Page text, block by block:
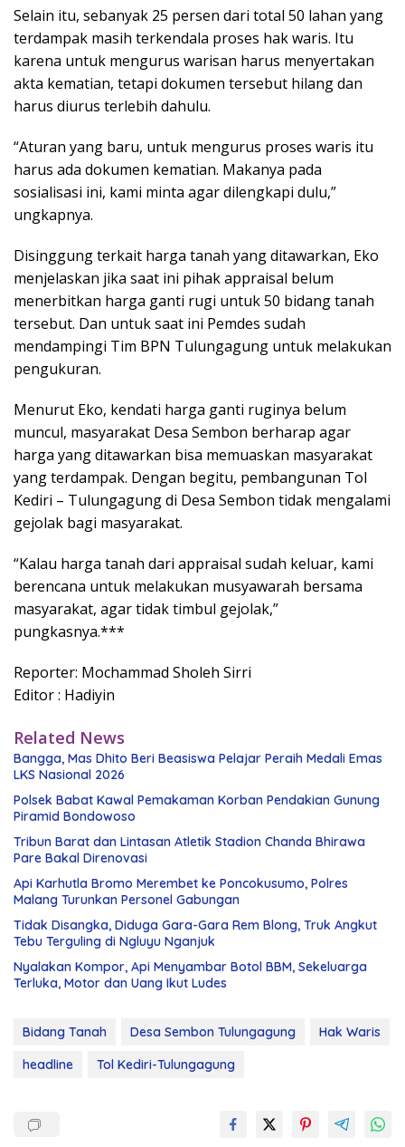
Selain itu, sebanyak 25 persen dari total 50 lahan yang
terdampak masih terkendala proses hak waris. Itu
karena untuk mengurus warisan harus menyertakan
akta kematian, tetapi dokumen tersebut hilang dan
harus diurus terlebih dahulu.
“Aturan yang baru, untuk mengurus proses waris itu
harus ada dokumen kematian. Makanya pada
sosialisasi ini, kami minta agar dilengkapi dulu,”
ungkapnya.
Disinggung terkait harga tanah yang ditawarkan, Eko
menjelaskan jika saat ini pihak appraisal belum
menerbitkan harga ganti rugi untuk 50 bidang tanah
tersebut. Dan untuk saat ini Pemdes sudah
mendampingi Tim BPN Tulungagung untuk melakukan
pengukuran.
Menurut Eko, kendati harga ganti ruginya belum
muncul, masyarakat Desa Sembon berharap agar
harga yang ditawarkan bisa memuaskan masyarakat
yang terdampak. Dengan begitu, pembangunan Tol
Kediri – Tulungagung di Desa Sembon tidak mengalami
gejolak bagi masyarakat.
“Kalau harga tanah dari appraisal sudah keluar, kami
berencana untuk melakukan musyawarah bersama
masyarakat, agar tidak timbul gejolak,”
pungkasnya.***
Reporter: Mochammad Sholeh Sirri
Editor : Hadiyin
Related News
Bangga, Mas Dhito Beri Beasiswa Pelajar Peraih Medali Emas
LKS Nasional 2026
Polsek Babat Kawal Pemakaman Korban Pendakian Gunung
Piramid Bondowoso
Tribun Barat dan Lintasan Atletik Stadion Chanda Bhirawa
Pare Bakal Direnovasi
Api Karhutla Bromo Merembet ke Poncokusumo, Polres
Malang Turunkan Personel Gabungan
Tidak Disangka, Diduga Gara-Gara Rem Blong, Truk Angkut
Tebu Terguling di Ngluyu Nganjuk
Nyalakan Kompor, Api Menyambar Botol BBM, Sekeluarga
Terluka, Motor dan Uang Ikut Ludes
Bidang Tanah Desa Sembon Tulungagung
Hak Waris
headline
Tol Kediri-Tulungagung